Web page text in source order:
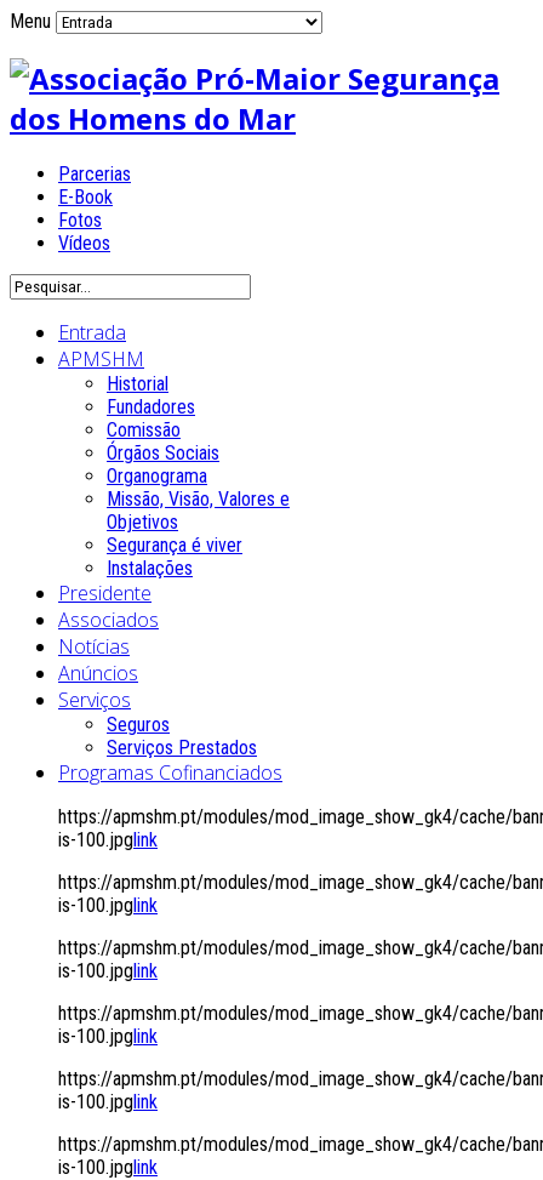
Menu
Parcerias
E-Book
Fotos
Vídeos
Entrada
APMSHM
Historial
Fundadores
Comissão
Órgãos Sociais
Organograma
Missão, Visão, Valores e
Objetivos
Segurança é viver
Instalações
Presidente
Associados
Notícias
Anúncios
Serviços
Seguros
Serviços Prestados
Programas Cofinanciados
https://apmshm.pt/modules/mod_image_show_gk4/cache/
is-100.jpglink
https://apmshm.pt/modules/mod_image_show_gk4/cache/
is-100.jpglink
https://apmshm.pt/modules/mod_image_show_gk4/cache/
is-100.jpglink
https://apmshm.pt/modules/mod_image_show_gk4/cache/
is-100.jpglink
https://apmshm.pt/modules/mod_image_show_gk4/cache/
is-100.jpglink
https://apmshm.pt/modules/mod_image_show_gk4/cache/
is-100.jpglink